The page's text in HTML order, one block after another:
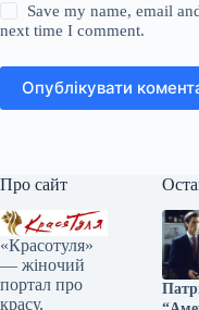
Save my name, email
next time I comment.
Опублікувати
Про сайт
«Красотуля»
— жіночий
портал про
красу,